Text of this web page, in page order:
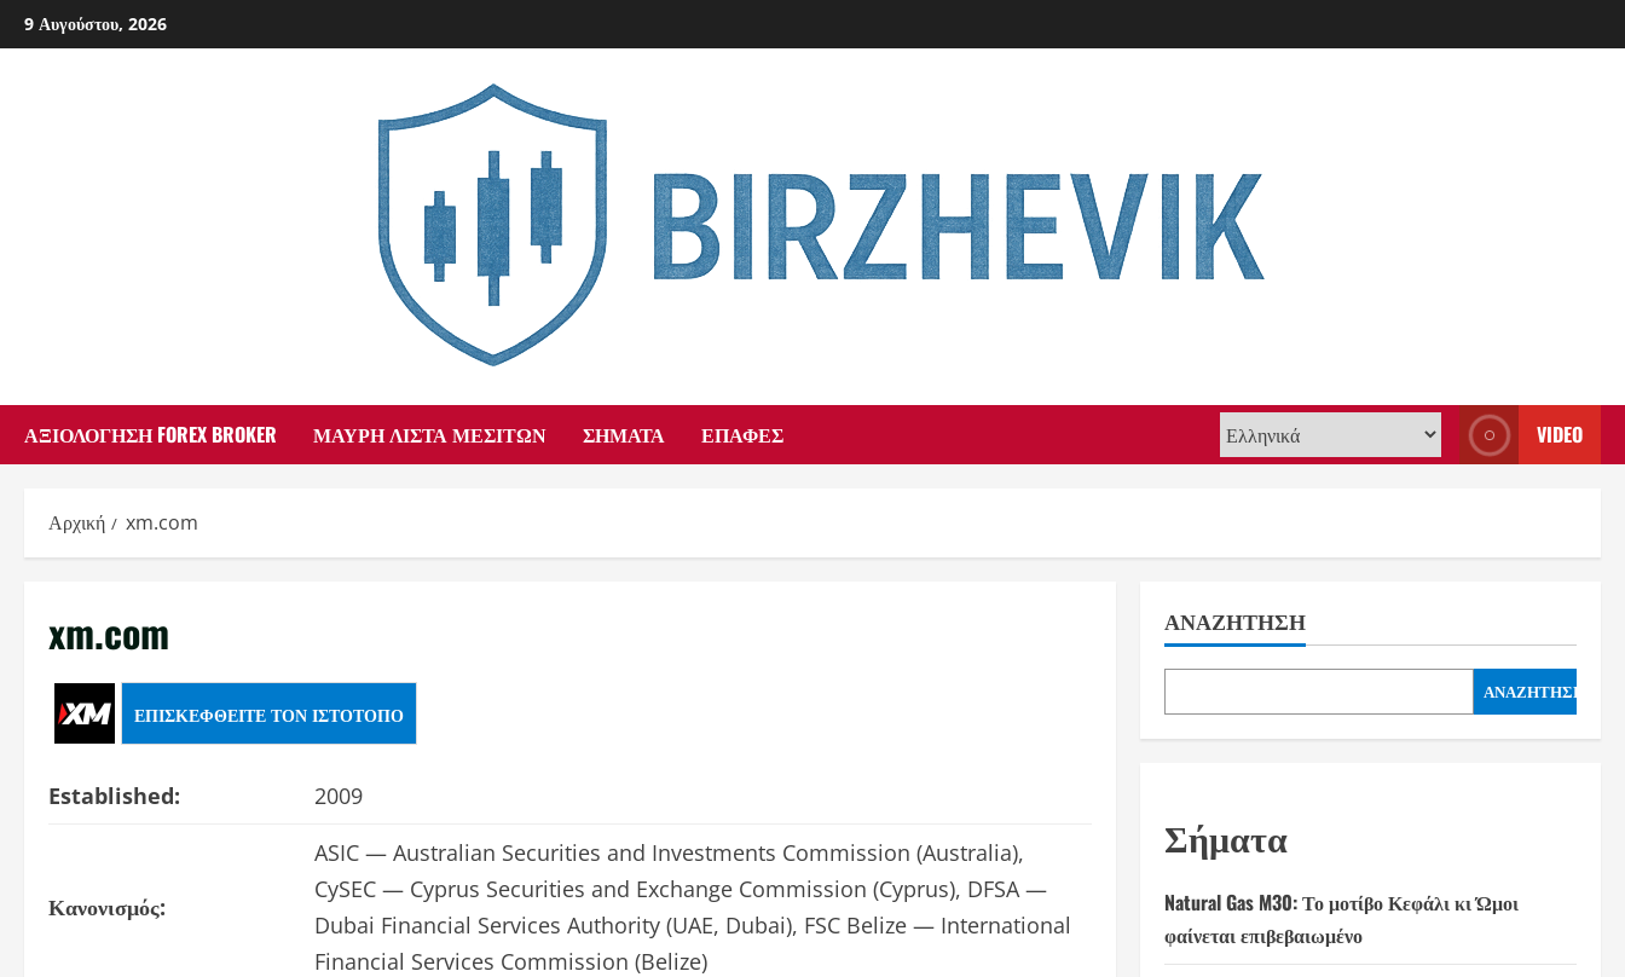
Skip
to
9 Αυγούστου, 2026
ΑΞΙΟΛΌΓΗΣΗ FOREX BROKER ΜΑΎΡΗ ΛΊΣΤΑ ΜΕΣΙΤΏΝ ΣΉΜΑΤΑ ΕΠΑΦΈΣ VIDEO
Αρχική xm.com
xm.com
ΕΠΙΣΚΕΦΘΕΊΤΕ ΤΟΝ ΙΣΤΌΤΟΠΟ
Established: 2009
Κανονισμός:
ASIC — Australian Securities and Investments Commission (Australia),
CySEC — Cyprus Securities and Exchange Commission (Cyprus), DFSA —
Dubai Financial Services Authority (UAE, Dubai), FSC Belize — International
Financial Services Commission (Belize)
ΑΝΑΖΉΤΗΣΗ
ΑΝΑΖΉΤΗΣΗ
Σήματα
Natural Gas M30: Το μοτίβο Κεφάλι κι Ώμοι
φαίνεται επιβεβαιωμένο